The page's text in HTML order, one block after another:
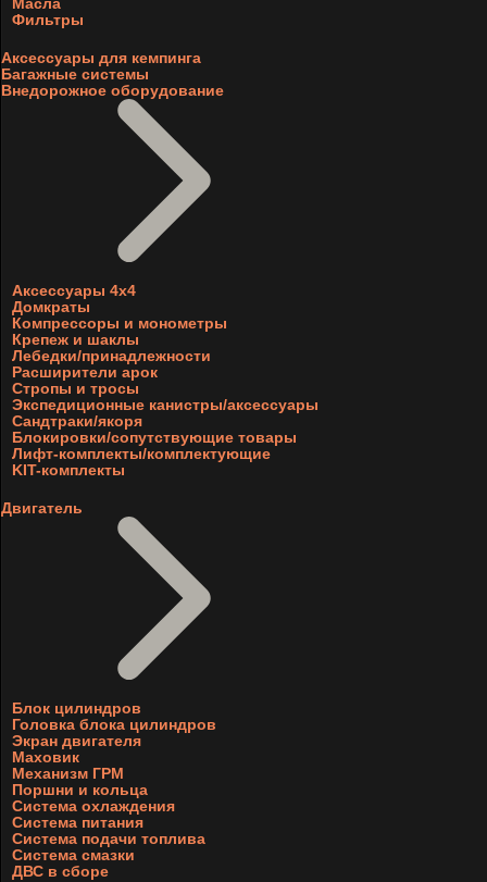
Фильтры
Аксессуары для кемпинга
Багажные системы
Внедорожное оборудование
Аксессуары 4х4
Домкраты
Компрессоры и монометры
Крепеж и шаклы
Лебедки/принадлежности
Расширители арок
Стропы и тросы
Экспедиционные канистры/аксессуары
Сандтраки/якоря
Блокировки/сопутствующие товары
Лифт-комплекты/комплектующие
KIT-комплекты
Двигатель
Блок цилиндров
Головка блока цилиндров
Экран двигателя
Маховик
Механизм ГРМ
Поршни и кольца
Система охлаждения
Система питания
Система подачи топлива
Система смазки
ДВС в сборе